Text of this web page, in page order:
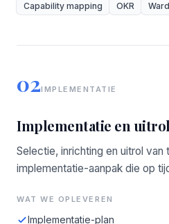
Capability mapping OKR
02IMPLEMENTATIE
Implementatie en uitrol
Selectie, inrichting en uitrol
implementatie-aanpak die op
WAT WE OPLEVEREN
Implementatie-plan